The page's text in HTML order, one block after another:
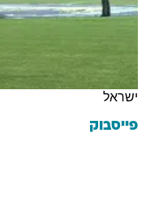
ישראל
פייסבוק